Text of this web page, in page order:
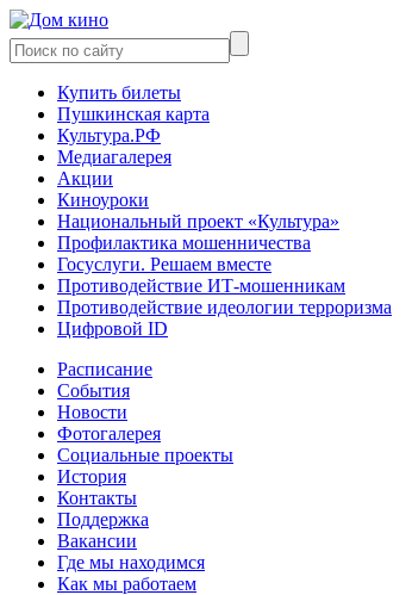
Купить билеты
Пушкинская карта
Культура.РФ
Медиагалерея
Акции
Киноуроки
Национальный проект «Культура»
Профилактика мошенничества
Госуслуги. Решаем вместе
Противодействие ИТ-мошенникам
Противодействие идеологии терроризма
Цифровой ID
Расписание
События
Новости
Фотогалерея
Социальные проекты
История
Контакты
Поддержка
Вакансии
Где мы находимся
Как мы работаем